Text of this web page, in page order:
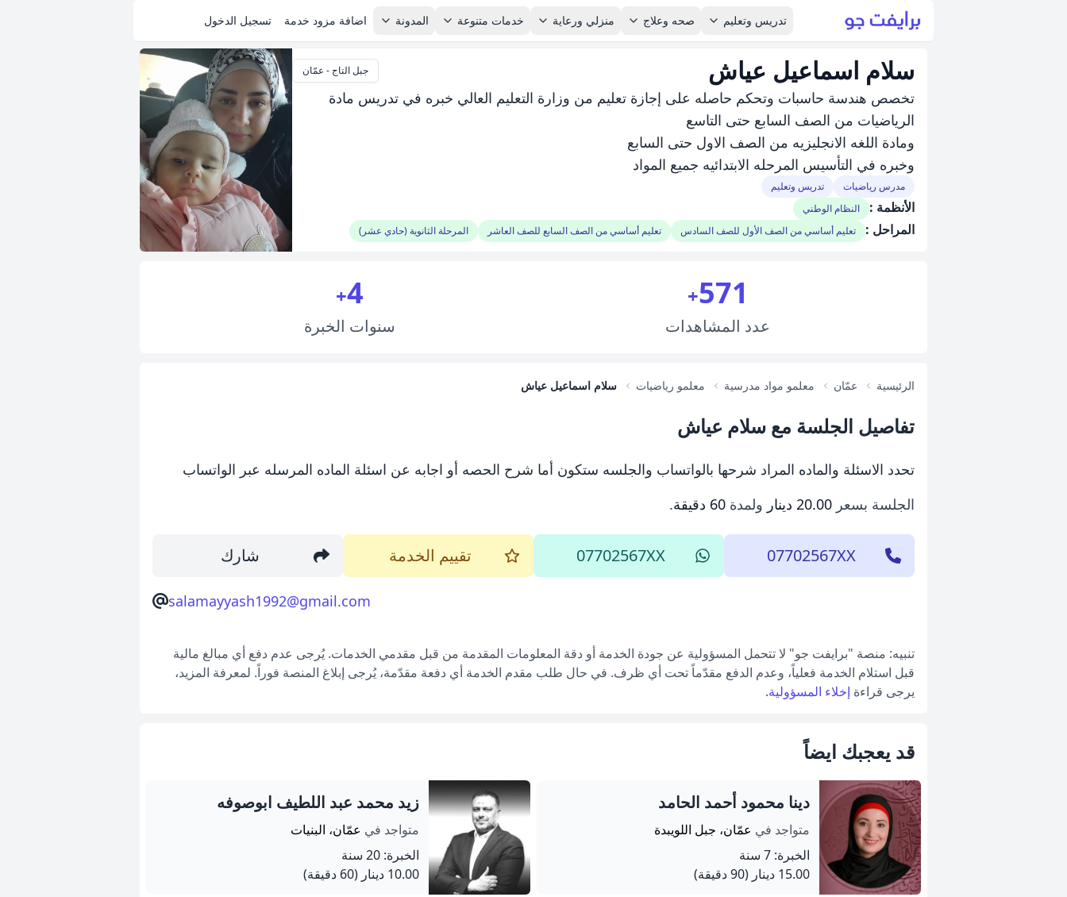
تدريس وتعليم صحه وعلاج منزلي ورعاية خدمات متنوعة المدونة اضافة مزود خدمة تسجيل الدخول
سلام اسماعيل عياش جبل التاج - عمّان
تخصص هندسة حاسبات وتحكم حاصله على إجازة تعليم من وزارة التعليم العالي خبره في تدريس مادة
الرياضيات من الصف السابع حتى التاسع
ومادة اللغه الانجليزيه من الصف الاول حتى السابع
وخبره في التأسيس المرحله الابتدائيه جميع المواد
مدرس رياضيات تدريس وتعليم
الأنظمة : النظام الوطني
المراحل : تعليم أساسي من الصف الأول للصف السادس تعليم أساسي من الصف السابع للصف العاشر المرحلة الثانوية (حادي عشر)
571
+
عدد المشاهدات
4
+
سنوات الخبرة
الرئيسية عمّان معلمو مواد مدرسية معلمو رياضيات سلام اسماعيل عياش
تفاصيل الجلسة مع سلام عياش
تحدد الاسئلة والماده المراد شرحها بالواتساب والجلسه ستكون أما شرح الحصه أو اجابه عن اسئلة الماده المرسله عبر الواتساب
الجلسة بسعر 20.00 دينار ولمدة 60 دقيقة .
07702567XX
07702567XX تقييم الخدمة شارك
salamayyash1992@gmail.com
تنبيه: منصة "برايفت جو" لا تتحمل المسؤولية عن جودة الخدمة أو دقة المعلومات المقدمة من قبل مقدمي الخدمات. يُرجى عدم دفع أي مبالغ مالية
قبل استلام الخدمة فعلياً، وعدم الدفع مقدّماً تحت أي ظرف. في حال طلب مقدم الخدمة أي دفعة مقدّمة، يُرجى إبلاغ المنصة فوراً. لمعرفة المزيد،
يرجى قراءة إخلاء المسؤولية.
قد يعجبك ايضاً
دينا محمود أحمد الحامد
متواجد في عمّان، جبل اللويبدة
الخبرة: 7 سنة
15.00 دينار
(90 دقيقة)
زيد محمد عبد اللطيف ابوصوفه
متواجد في عمّان، البنيات
الخبرة: 20 سنة
10.00 دينار
(60 دقيقة)